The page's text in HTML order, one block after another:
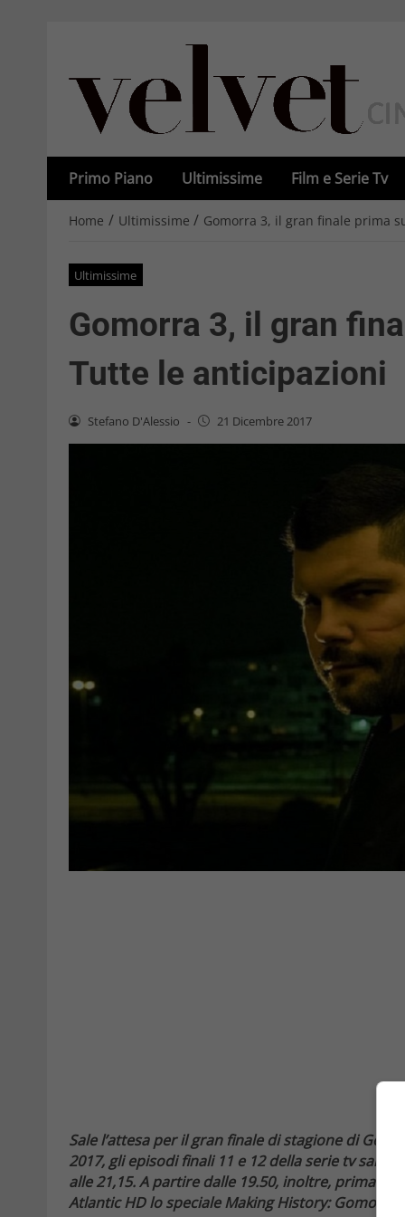
Primo Piano Ultimissime Film e Serie Tv
Home / Ultimissime / Gomorra 3, il gran finale prima
Ultimissime
Gomorra 3, il gran
Tutte le anticipazioni
Stefano D'Alessio - 21 Dicembre 2017
Sale l’attesa per il gran finale di stagione di
2017, gli episodi finali 11 e 12 della serie tv
alle 21,15. A partire dalle 19.50, inoltre, prima
Atlantic HD lo speciale Making History: